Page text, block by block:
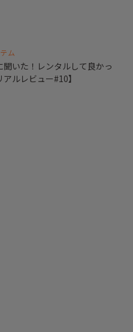
ム
聞いた！レンタルして良かっ
ルレビュー#10】